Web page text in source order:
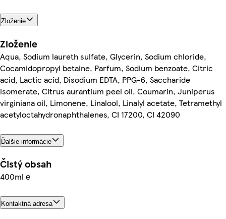
Zloženie
Zloženie
Aqua, Sodium laureth sulfate, Glycerin, Sodium chloride,
Cocamidopropyl betaine, Parfum, Sodium benzoate, Citric
acid, Lactic acid, Disodium EDTA, PPG-6, Saccharide
isomerate, Citrus aurantium peel oil, Coumarin, Juniperus
virginiana oil, Limonene, Linalool, Linalyl acetate, Tetramethyl
acetyloctahydronaphthalenes, CI 17200, CI 42090
Ďalšie informácie
Čistý obsah
400ml ℮
Kontaktná adresa